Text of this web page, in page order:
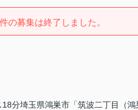
の募集は終了しました。
分埼玉県鴻巣市「筑波二丁目（